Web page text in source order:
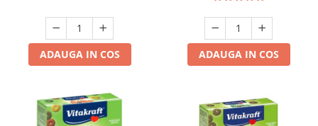
Covorase & Scutece
Solutii auriculare
Solutii curatare
Solutii oftalmice
Oferte
Asternut igienic
Igiena pisici
Sampoane pisici
Recompense pisici
ADAUGA IN COS ADAUGA IN COS